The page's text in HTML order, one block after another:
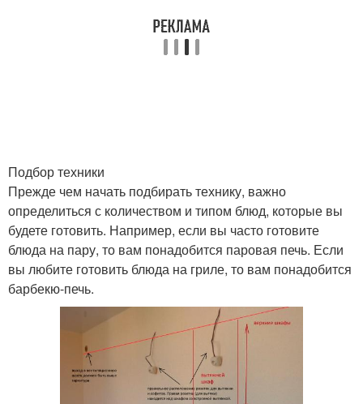
Подбор техники
Прежде чем начать подбирать технику, важно
определиться с количеством и типом блюд, которые вы
будете готовить. Например, если вы часто готовите
блюда на пару, то вам понадобится паровая печь. Если
вы любите готовить блюда на гриле, то вам понадобится
барбекю-печь.